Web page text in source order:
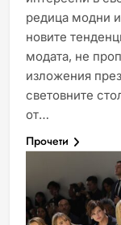
редица модни
новите
модата, не
изложения
световните
от…
Прочети